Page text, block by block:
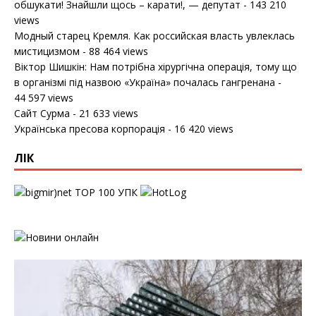
обшукати! Знайшли щось – карати!, — депутат - 143 210
views
Модный старец Кремля. Как российская власть увлеклась
мистицизмом - 88 464 views
Віктор Шишкін: Нам потрібна хірургічна операція, тому що
в організмі під назвою «Україна» почалась гангренана -
44 597 views
Сайт Сурма - 21 633 views
Українська пресова корпорація - 16 420 views
ЛІК
УПК